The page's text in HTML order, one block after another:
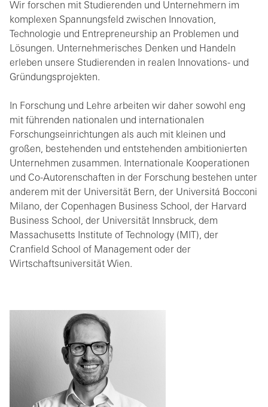
Wir forschen mit Studierenden und Unternehmern im
komplexen Spannungsfeld zwischen Innovation,
Technologie und Entrepreneurship an Problemen und
Lösungen. Unternehmerisches Denken und Handeln
erleben unsere Studierenden in realen Innovations- und
Gründungsprojekten.
In Forschung und Lehre arbeiten wir daher sowohl eng
mit führenden nationalen und internationalen
Forschungseinrichtungen als auch mit kleinen und
großen, bestehenden und entstehenden ambitionierten
Unternehmen zusammen. Internationale Kooperationen
und Co-Autorenschaften in der Forschung bestehen unter
anderem mit der Universität Bern, der Universitá Bocconi
Milano, der Copenhagen Business School, der Harvard
Business School, der Universität Innsbruck, dem
Massachusetts Institute of Technology (MIT), der
Cranfield School of Management oder der
Wirtschaftsuniversität Wien.